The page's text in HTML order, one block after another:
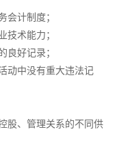
计制度；
术能力；
好记录；
动中没有重大违法记
股、管理关系的不同供